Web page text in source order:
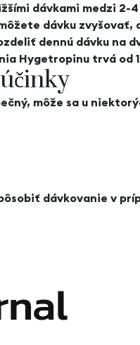
dávkami medzi 2-4
dávku zvyšovať,
dennú dávku na
Hygetropinu trvá
môže sa u
dávkovanie v